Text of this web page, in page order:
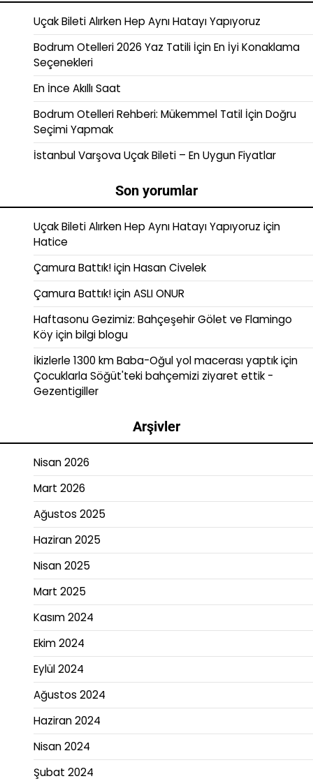
Uçak Bileti Alırken Hep Aynı Hatayı Yapıyoruz
Bodrum Otelleri 2026 Yaz Tatili İçin En İyi Konaklama
Seçenekleri
En İnce Akıllı Saat
Bodrum Otelleri Rehberi: Mükemmel Tatil İçin Doğru
Seçimi Yapmak
İstanbul Varşova Uçak Bileti – En Uygun Fiyatlar
Son yorumlar
Uçak Bileti Alırken Hep Aynı Hatayı Yapıyoruz için
Hatice
Çamura Battık!içinHasan Civelek
Çamura Battık!içinASLI ONUR
Haftasonu Gezimiz: Bahçeşehir Gölet ve Flamingo
Köyiçinbilgi blogu
İkizlerle 1300 km Baba-Oğul yol macerası yaptıkiçin
Çocuklarla Söğüt'teki bahçemizi ziyaret ettik -
Gezentigiller
Arşivler
Nisan 2026
Mart 2026
Ağustos 2025
Haziran 2025
Nisan 2025
Mart 2025
Kasım 2024
Ekim 2024
Eylül 2024
Ağustos 2024
Haziran 2024
Nisan 2024
Şubat 2024